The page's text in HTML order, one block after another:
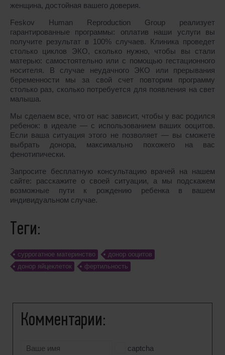
женщина, достойная вашего доверия.
Feskov Human Reproduction Group реализует
гарантированные программы: оплатив наши услуги вы
получите результат в 100% случаев. Клиника проведет
столько циклов ЭКО, сколько нужно, чтобы вы стали
матерью: самостоятельно или с помощью гестационного
носителя. В случае неудачного ЭКО или прерывания
беременности мы за свой счет повторим программу
столько раз, сколько потребуется для появления на свет
малыша.
Мы сделаем все, что от нас зависит, чтобы у вас родился
ребенок: в идеале ― с использованием ваших ооцитов.
Если ваша ситуация этого не позволяет ― вы сможете
выбрать донора, максимально похожего на вас
фенотипически.
Запросите бесплатную консультацию врачей на нашем
сайте: расскажите о своей ситуации, а мы подскажем
возможные пути к рождению ребенка в вашем
индивидуальном случае.
Теги:
cуррогатное материнство
донор ооцитов
донор яйцеклеток
фертильность
Комментарии:
captcha